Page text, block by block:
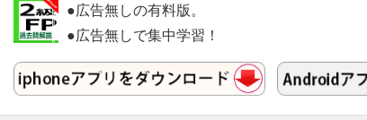
●広告無しの有料版。
●広告無しで集中学習！